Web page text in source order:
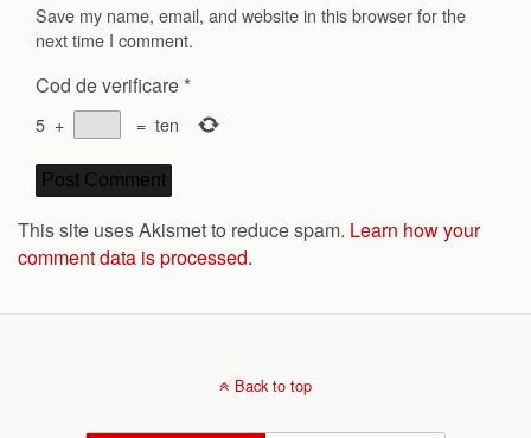
Save my name, email, and website in this browser for the
next time I comment.
Cod de verificare *
5 + = ten
This site uses Akismet to reduce spam. Learn how your
comment data is processed.
Back to top